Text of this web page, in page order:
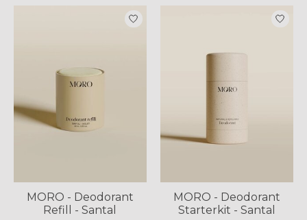
MORO - Deodorant
Refill - Santal
MORO - Deodorant
Starterkit - Santal